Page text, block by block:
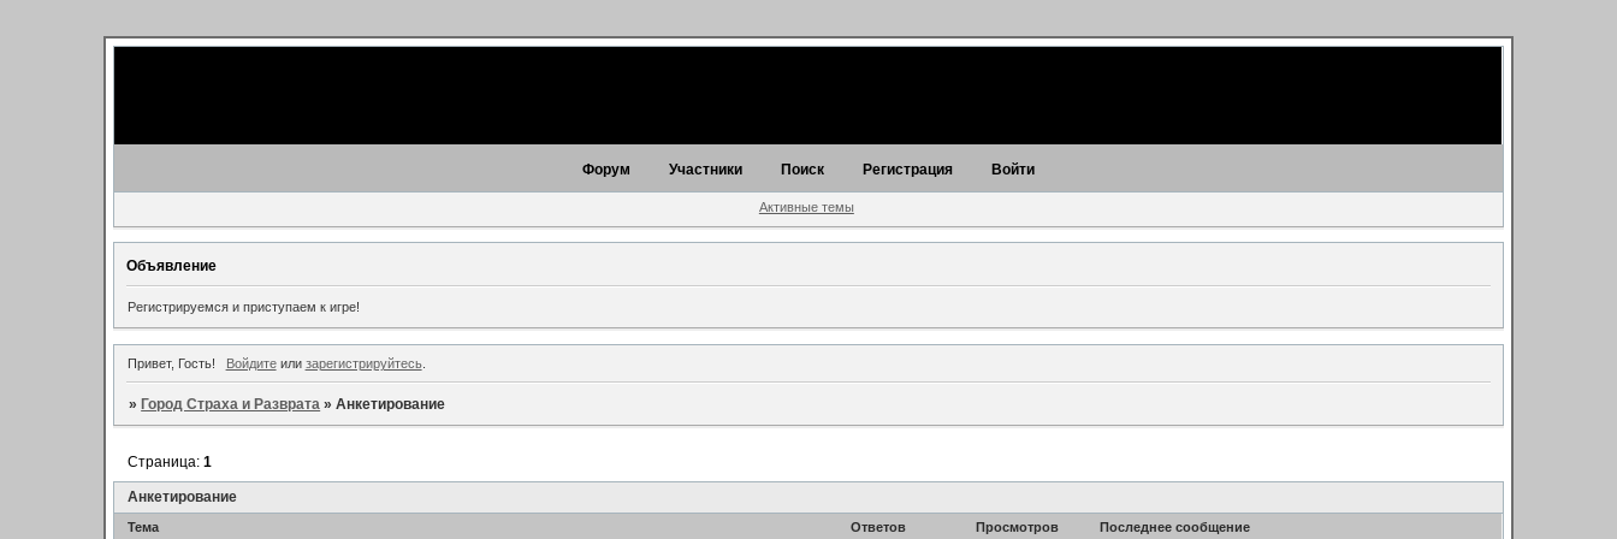
Форум Участники Поиск Регистрация Войти
Активные темы
Объявление
Регистрируемся и приступаем к игре!
Привет, Гость! Войдитеили зарегистрируйтесь.
» Город Страха и Разврата »Анкетирование
Анкетирование
Страница:1
Тема Ответов Просмотров Последнее сообщение